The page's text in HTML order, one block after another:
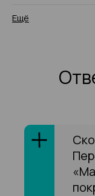
Ещё